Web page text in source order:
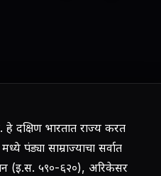
दक्षिण भारतात राज्य करत
पंड्या साम्राज्याचा सर्वात
(इ.स. ५९०-६२०), अरिकेसर